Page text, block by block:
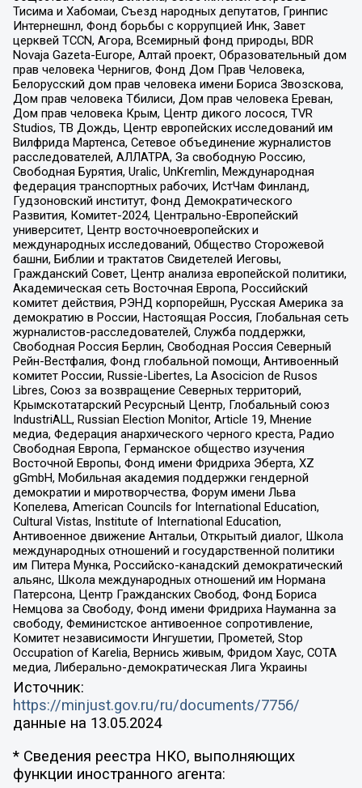
Тисима и Хабомаи, Съезд народных депутатов, Гринпис
Интернешнл, Фонд борьбы с коррупцией Инк, Завет
церквей TCCN, Агора, Всемирный фонд природы, BDR
Novaja Gazeta-Europe, Алтай проект, Образовательный дом
прав человека Чернигов, Фонд Дом Прав Человека,
Белорусский дом прав человека имени Бориса Звозскова,
Дом прав человека Тбилиси, Дом прав человека Ереван,
Дом прав человека Крым, Центр дикого лосося, TVR
Studios, ТВ Дождь, Центр европейских исследований им
Вилфрида Мартенса, Сетевое объединение журналистов
расследователей, АЛЛАТРА, За свободную Россию,
Свободная Бурятия, Uralic, UnKremlin, Международная
федерация транспортных рабочих, ИстЧам Финланд,
Гудзоновский институт, Фонд Демократического
Развития, Комитет-2024, Центрально-Европейский
университет, Центр восточноевропейских и
международных исследований, Общество Сторожевой
башни, Библии и трактатов Свидетелей Иеговы,
Гражданский Совет, Центр анализа европейской политики,
Академическая сеть Восточная Европа, Российский
комитет действия, РЭНД корпорейшн, Русская Америка за
демократию в России, Настоящая Россия, Глобальная сеть
журналистов-расследователей, Служба поддержки,
Свободная Россия Берлин, Свободная Россия Северный
Рейн-Вестфалия, Фонд глобальной помощи, Антивоенный
комитет России, Russie-Libertes, La Asocicion de Rusos
Libres, Союз за возвращение Северных территорий,
Крымскотатарский Ресурсный Центр, Глобальный союз
IndustriALL, Russian Election Monitor, Article 19, Мнение
медиа, Федерация анархического черного креста, Радио
Свободная Европа, Германское общество изучения
Восточной Европы, Фонд имени Фридриха Эберта, XZ
gGmbH, Мобильная академия поддержки гендерной
демократии и миротворчества, Форум имени Льва
Копелева, American Councils for International Education,
Cultural Vistas, Institute of International Education,
Антивоенное движение Антальи, Открытый диалог, Школа
международных отношений и государственной политики
им Питера Мунка, Российско-канадский демократический
альянс, Школа международных отношений им Нормана
Патерсона, Центр Гражданских Свобод, Фонд Бориса
Немцова за Свободу, Фонд имени Фридриха Науманна за
свободу, Феминистское антивоенное сопротивление,
Комитет независимости Ингушетии, Прометей, Stop
Occupation of Karelia, Вернись живым, Фридом Хаус, СОТА
медиа, Либерально-демократическая Лига Украины
Источник:
https://minjust.gov.ru/ru/documents/7756/
данные на 13.05.2024
* Сведения реестра НКО, выполняющих
функции иностранного агента: